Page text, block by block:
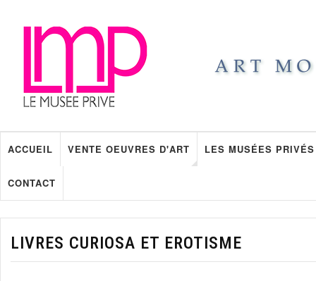
ACCUEIL VENTE OEUVRES D'ART LES MUSÉES PRIVÉS
CONTACT
LIVRES CURIOSA ET EROTISME